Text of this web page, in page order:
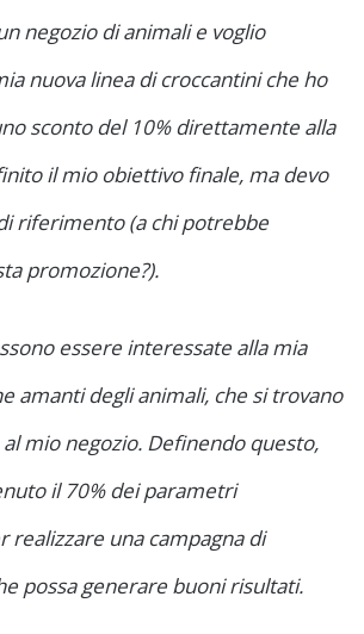
negozio di animali e voglio
nuova linea di croccantini che ho
sconto del 10% direttamente alla
il mio obiettivo finale, ma devo
riferimento (a chi potrebbe
promozione?).
essere interessate alla mia
amanti degli animali, che si trovano
mio negozio. Definendo questo,
il 70% dei parametri
realizzare una campagna di
possa generare buoni risultati.